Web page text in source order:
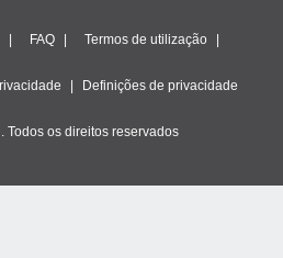
FAQ Termos de utilização
Definições de privacidade
Todos os direitos reservados